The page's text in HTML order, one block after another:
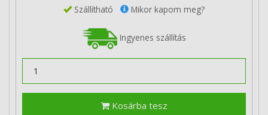
Szállítható Mikor kapom meg?
Ingyenes szállítás
Kosárba tesz